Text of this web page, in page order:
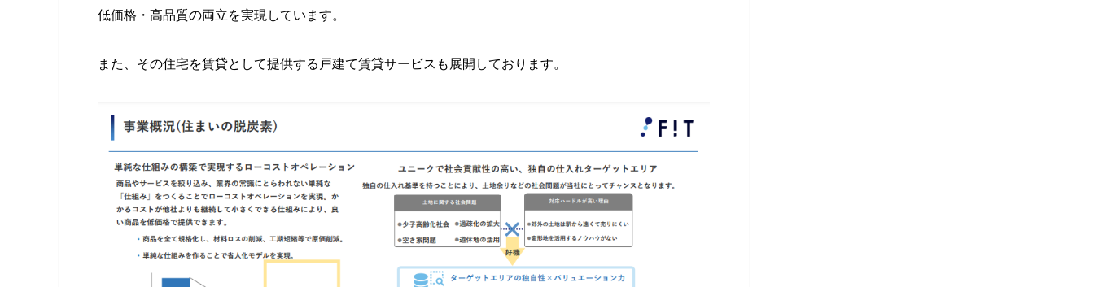
低価格・高品質の両立を実現しています。
また、その住宅を賃貸として提供する戸建て賃貸サービスも展開しております。